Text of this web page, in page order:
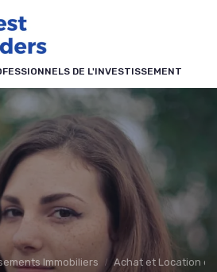
DE L'INVESTISSEMENT
Immobiliers Achat et Location